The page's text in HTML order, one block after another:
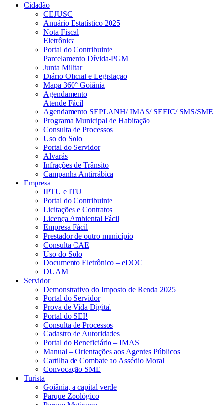
Cidadão
CEJUSC
Anuário Estatístico 2025
Nota Fiscal
Eletrônica
Portal do Contribuinte
Parcelamento Dívida-PGM
Junta Militar
Diário Oficial e Legislação
Mapa 360° Goiânia
Agendamento
Atende Fácil
Agendamento SEPLANH/ IMAS/ SEFIC/ SMS/SME
Programa Municipal de Habitação
Consulta de Processos
Uso do Solo
Portal do Servidor
Alvarás
Infrações de Trânsito
Campanha Antirrábica
Empresa
IPTU e ITU
Portal do Contribuinte
Licitações e Contratos
Licença Ambiental Fácil
Empresa Fácil
Prestador de outro município
Consulta CAE
Uso do Solo
Documento Eletrônico – eDOC
DUAM
Servidor
Demonstrativo do Imposto de Renda 2025
Portal do Servidor
Prova de Vida Digital
Portal do SEI!
Consulta de Processos
Cadastro de Autoridades
Portal do Beneficiário – IMAS
Manual – Orientações aos Agentes Públicos
Cartilha de Combate ao Assédio Moral
Convocação SME
Turista
Goiânia, a capital verde
Parque Zoológico